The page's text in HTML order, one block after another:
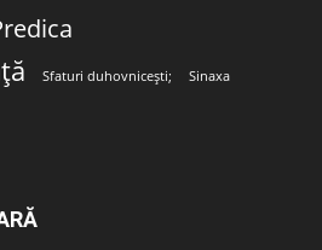
Sfaturi duhovnicești; Sinaxa